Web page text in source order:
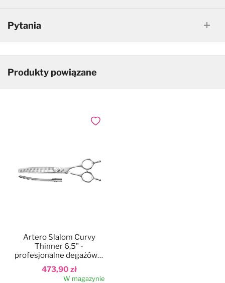
Pytania
Produkty powiązane
473,90 zł
Artero Slalom Curvy
Thinner 6,5" -
profesjonalne degażówki
gięte, jednostronne 46
ząbków
W magazynie
Dodaj do ulubionych